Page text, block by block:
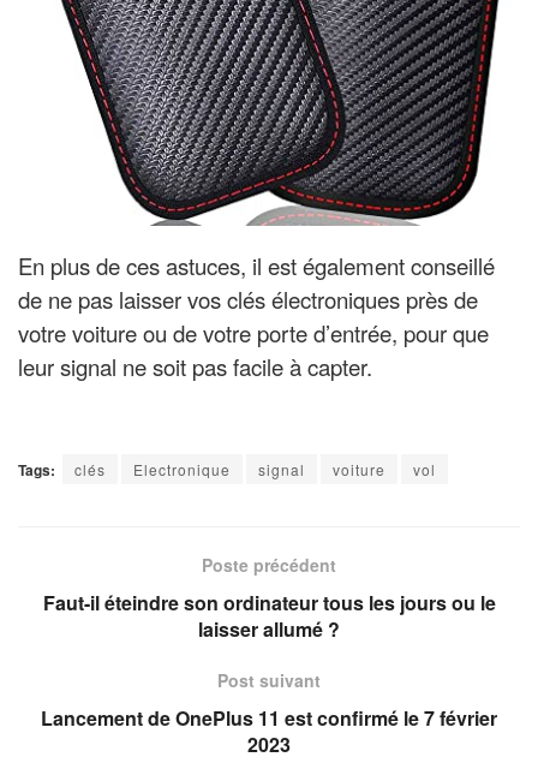
En plus de ces astuces, il est également conseillé
de ne pas laisser vos clés électroniques près de
votre voiture ou de votre porte d’entrée, pour que
leur signal ne soit pas facile à capter.
Tags: clés Electronique signal voiture vol
Poste précédent
Faut-il éteindre son ordinateur tous les jours ou le
laisser allumé ?
Post suivant
Lancement de OnePlus 11 est confirmé le 7 février
2023